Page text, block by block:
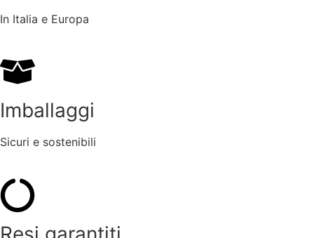
In Italia e Europa
Imballaggi
Sicuri e sostenibili